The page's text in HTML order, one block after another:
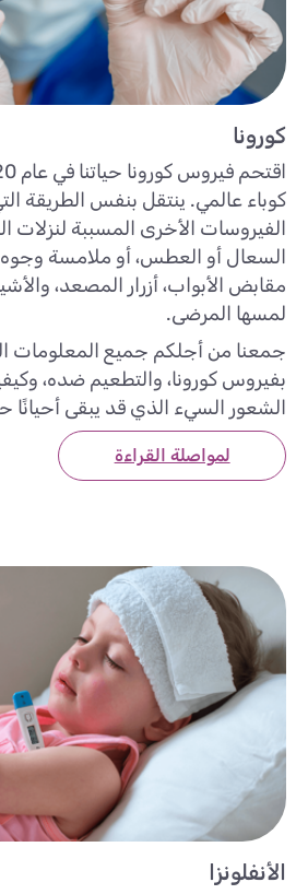
كورونا
كوباء عالمي. ينتقل بنفس الطريقة
الفيروسات الأخرى المسببة لنزلات
السعال أو العطس، أو ملامسة
مقابض الأبواب، أزرار المصعد،
لمسها المرضى.
جمعنا من أجلكم جميع المعلومات
بفيروس كورونا، والتطعيم ضده،
الشعور السيء الذي قد يبقى أحيانًا
لمواصلة القراءة
الأنفلونزا